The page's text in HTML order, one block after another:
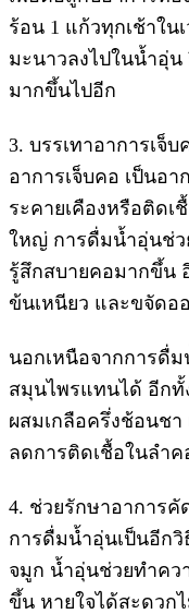
ร้อน 1 แก้วทุกเช้าใน
มะนาวลงไปในน้ำอุ่น
มากขึ้นไปอีก
3. บรรเทาอาการเจ็บ
อาการเจ็บคอ เป็นอ
ระคายเคืองหรือติดเ
ใหญ่ การดื่มน้ำอุ่นช่ว
รู้สึกสบายคอมากขึ้น
ข้นเหนียว และขจัดอ
นอกเหนือจากการดื่
สมุนไพรแทนได้ อีกทั้
ผสมเกลือครึ่งช้อนชา
ลดการติดเชื้อในลำค
4. ช่วยรักษาอาการคั
การดื่มน้ำอุ่นเป็นอีก
จมูก น้ำอุ่นช่วยทำคว
ขึ้น หายใจได้สะดวก